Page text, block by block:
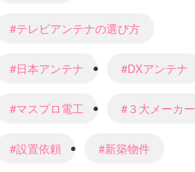
#テレビアンテナの選び方
#日本アンテナ #DXアンテナ
#マスプロ電工 #３大メーカー
#設置依頼 #新築物件